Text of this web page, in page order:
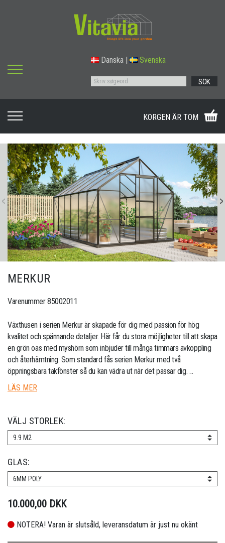
Danska Svenska
SÖK
KORGEN ÄR TOM
MERKUR
Varenummer 85002011
Växthusen i serien Merkur är skapade för dig med passion för hög
kvalitet och spännande detaljer. Här får du stora möjligheter till att skapa
en grön oas med myshörn som inbjuder till många timmars avkoppling
och återhämtning. Som standard fås serien Merkur med två
öppningsbara takfönster så du kan vädra ut när det passar dig. ...
LÄS MER
VÄLJ STORLEK:
9.9 M2
GLAS:
6MM POLY
10.000,00 DKK
NOTERA! Varan är slutsåld, leveransdatum är just nu okänt